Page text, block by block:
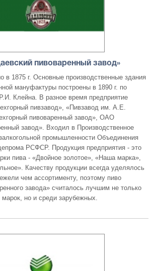
пивоваренный завод»
в 1875 г. Основные производственные здания
мануфактуры построены в 1890 г. по
Клейна. В разное время предприятие
пивзавод», «Пивзавод им. А.Е.
пивоваренный завод», ОАО
завод». Входил в Производственное
промышленности Объединения
РСФСР. Продукция предприятия - это
пива - «Двойное золотое», «Наша марка»,
Качеству продукции всегда уделялось
чем ассортименту, поэтому пиво
завода» считалось лучшим не только
марок, но и среди зарубежных.